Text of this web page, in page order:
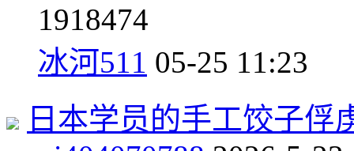
1918474
冰河511 05-25 11:23
日本学员的手工饺子俘